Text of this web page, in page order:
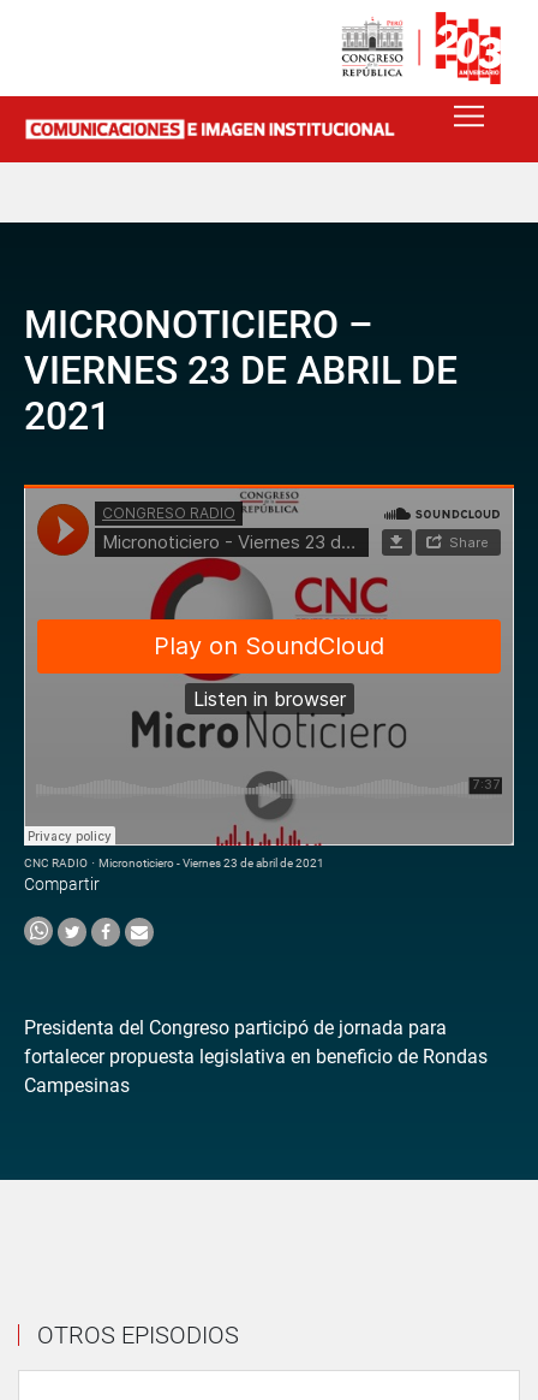
MICRONOTICIERO –
VIERNES 23 DE ABRIL DE
2021
CNC RADIO · Micronoticiero - Viernes 23 de abril de 2021
Compartir
Presidenta del Congreso participó de jornada para
fortalecer propuesta legislativa en beneficio de Rondas
Campesinas
OTROS EPISODIOS